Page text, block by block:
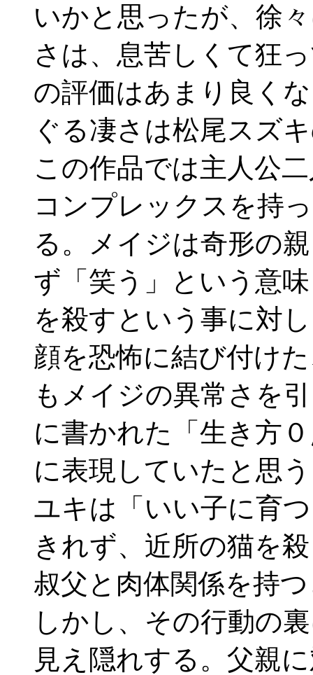
いかと思ったが、徐
さは、息苦しくて狂
の評価はあまり良く
ぐる凄さは松尾スズ
この作品では主人公
コンプレックスを持
る。メイジは奇形の
ず「笑う」という意
を殺すという事に対
顔を恐怖に結び付け
もメイジの異常さを
に書かれた「生き方
に表現していたと思
ユキは「いい子に育
きれず、近所の猫を
叔父と肉体関係を持
しかし、その行動の
見え隠れする。父親